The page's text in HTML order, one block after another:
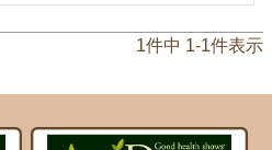
1件中 1-1件表示